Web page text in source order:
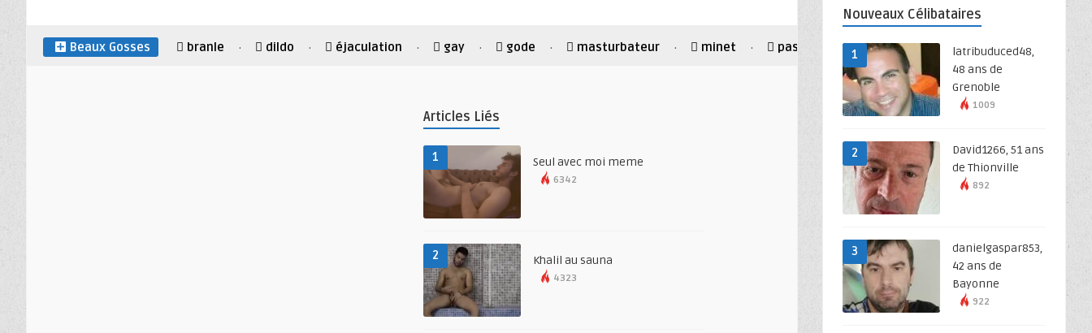
Beaux Gosses branle · dildo · éjaculation · gay · gode · masturbateur · minet · passif petit cul · roux · tbm
Articles Liés
1 Seul avec moi meme
6342
2 Khalil au sauna
4323
Nouveaux Célibataires
1
latribuduced48,
48 ans de
Grenoble
1009
2
David1266, 51 ans
de Thionville
892
3
danielgaspar853,
42 ans de
Bayonne
922